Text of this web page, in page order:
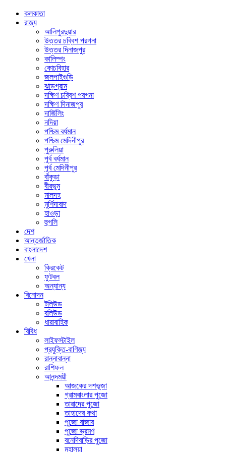
কলকাতা
রাজ্য
আলিপুরদুয়ার
উত্তর চব্বিশ পরগনা
উত্তর দিনাজপুর
কালিম্পং
কোচবিহার
জলপাইগুড়ি
ঝাড়গ্রাম
দক্ষিণ চব্বিশ পরগনা
দক্ষিণ দিনাজপুর
দার্জিলিং
নদিয়া
পশ্চিম বর্ধমান
পশ্চিম মেদিনীপুর
পুরুলিয়া
পূর্ব বর্ধমান
পূর্ব মেদিনীপুর
বাঁকুড়া
বীরভূম
মালদহ
মুর্শিদাবাদ
হাওড়া
হুগলি
দেশ
আন্তর্জাতিক
বাংলাদেশ
খেলা
ক্রিকেট
ফুটবল
অন্যান্য
বিনোদন
টলিউড
বলিউড
ধারাবাহিক
বিবিধ
লাইফস্টাইল
প্রযুক্তি-বাণিজ্য
রান্নাবান্না
রাশিফল
আনন্দময়ী
আজকের দশভূজা
গ্রামবাংলার পুজো
তারাদের পুজো
তাহাদের কথা
পুজো বাজার
পুজো ভ্রমণ
বনেদিবাড়ির পুজো
মহালয়া